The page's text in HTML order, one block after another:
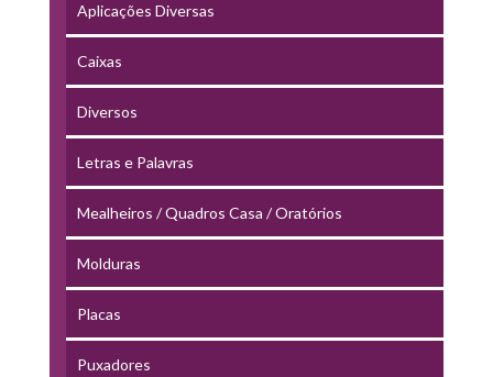
Aplicações Diversas
Caixas
Diversos
Letras e Palavras
Mealheiros / Quadros Casa / Oratórios
Molduras
Placas
Puxadores